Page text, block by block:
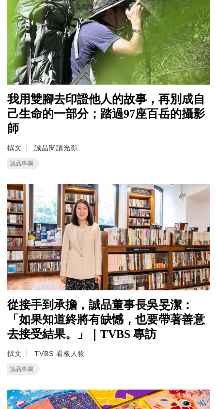
我用雙腳去印證他人的故事，再別成自
己生命的一部分；踏過97座百岳的攝影
師
撰文 誠品閱讀光影
誠品專欄
從接手到承擔，誠品董事長吳旻潔：
「如果知道終將有缺憾，也要帶著善意
去接受結果。」｜TVBS 專訪
撰文 TVBS 看板人物
誠品專欄